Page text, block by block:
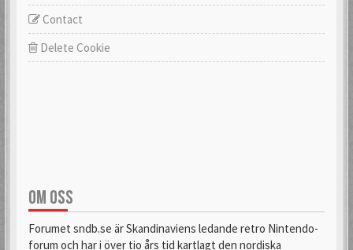
Contact
Delete Cookie
OM OSS
Forumet sndb.se är Skandinaviens ledande retro Nintendo-
forum och har i över tio års tid kartlagt den nordiska